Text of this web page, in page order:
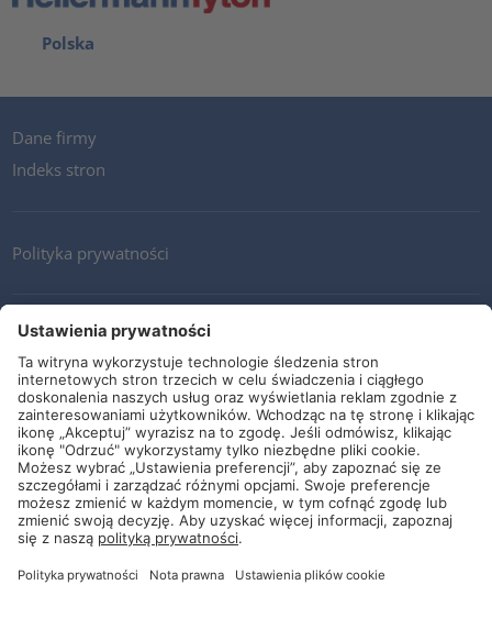
Polska
Dane firmy
Indeks stron
Polityka prywatności
Kontakt
Newsletter
Ogólne warunki i dostawy
Wytyczne i zobowiązania
Media społecznościowe